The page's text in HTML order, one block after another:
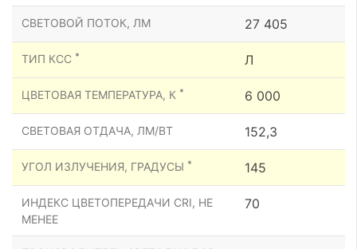
СВЕТОВОЙ ПОТОК, ЛМ 27 405
ТИП КСС * Л
ЦВЕТОВАЯ ТЕМПЕРАТУРА, К * 6 000
СВЕТОВАЯ ОТДАЧА, ЛМ/ВТ 152,3
УГОЛ ИЗЛУЧЕНИЯ, ГРАДУСЫ * 145
ИНДЕКС ЦВЕТОПЕРЕДАЧИ CRI, НЕ
МЕНЕЕ
70